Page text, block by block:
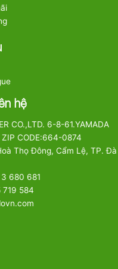
hệ
CO.,LTD. 6-8-61.YAMADA
ZIP CODE:664-0874
Thọ Đông, Cẩm Lệ, TP. Đà
680 681
719 584